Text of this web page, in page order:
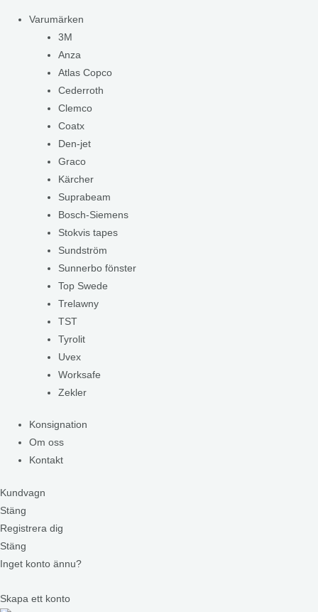
Varumärken
3M
Anza
Atlas Copco
Cederroth
Clemco
Coatx
Den-jet
Graco
Kärcher
Suprabeam
Bosch-Siemens
Stokvis tapes
Sundström
Sunnerbo fönster
Top Swede
Trelawny
TST
Tyrolit
Uvex
Worksafe
Zekler
Konsignation
Om oss
Kontakt
Kundvagn
Stäng
Registrera dig
Stäng
Inget konto ännu?
Skapa ett konto